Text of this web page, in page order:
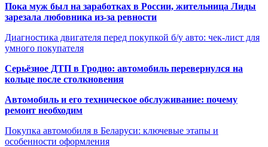
Пока муж был на заработках в России, жительница Лиды
зарезала любовника из-за ревности
Диагностика двигателя перед покупкой б/у авто: чек-лист для
умного покупателя
Серьёзное ДТП в Гродно: автомобиль перевернулся на
кольце после столкновения
Автомобиль и его техническое обслуживание: почему
ремонт необходим
Покупка автомобиля в Беларуси: ключевые этапы и
особенности оформления